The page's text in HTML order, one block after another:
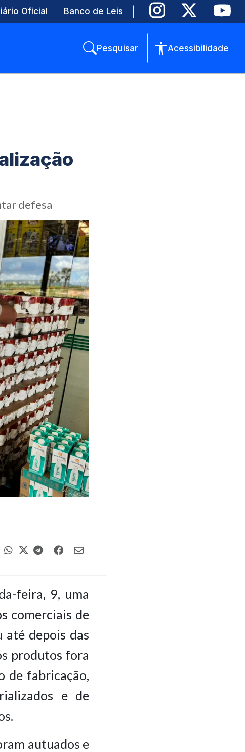
Oficial Banco de Leis
Pesquisar Acessibilidade
defesa
feira, 9, uma
comerciais de
até depois das
produtos fora
de fabricação,
e de
autuados e